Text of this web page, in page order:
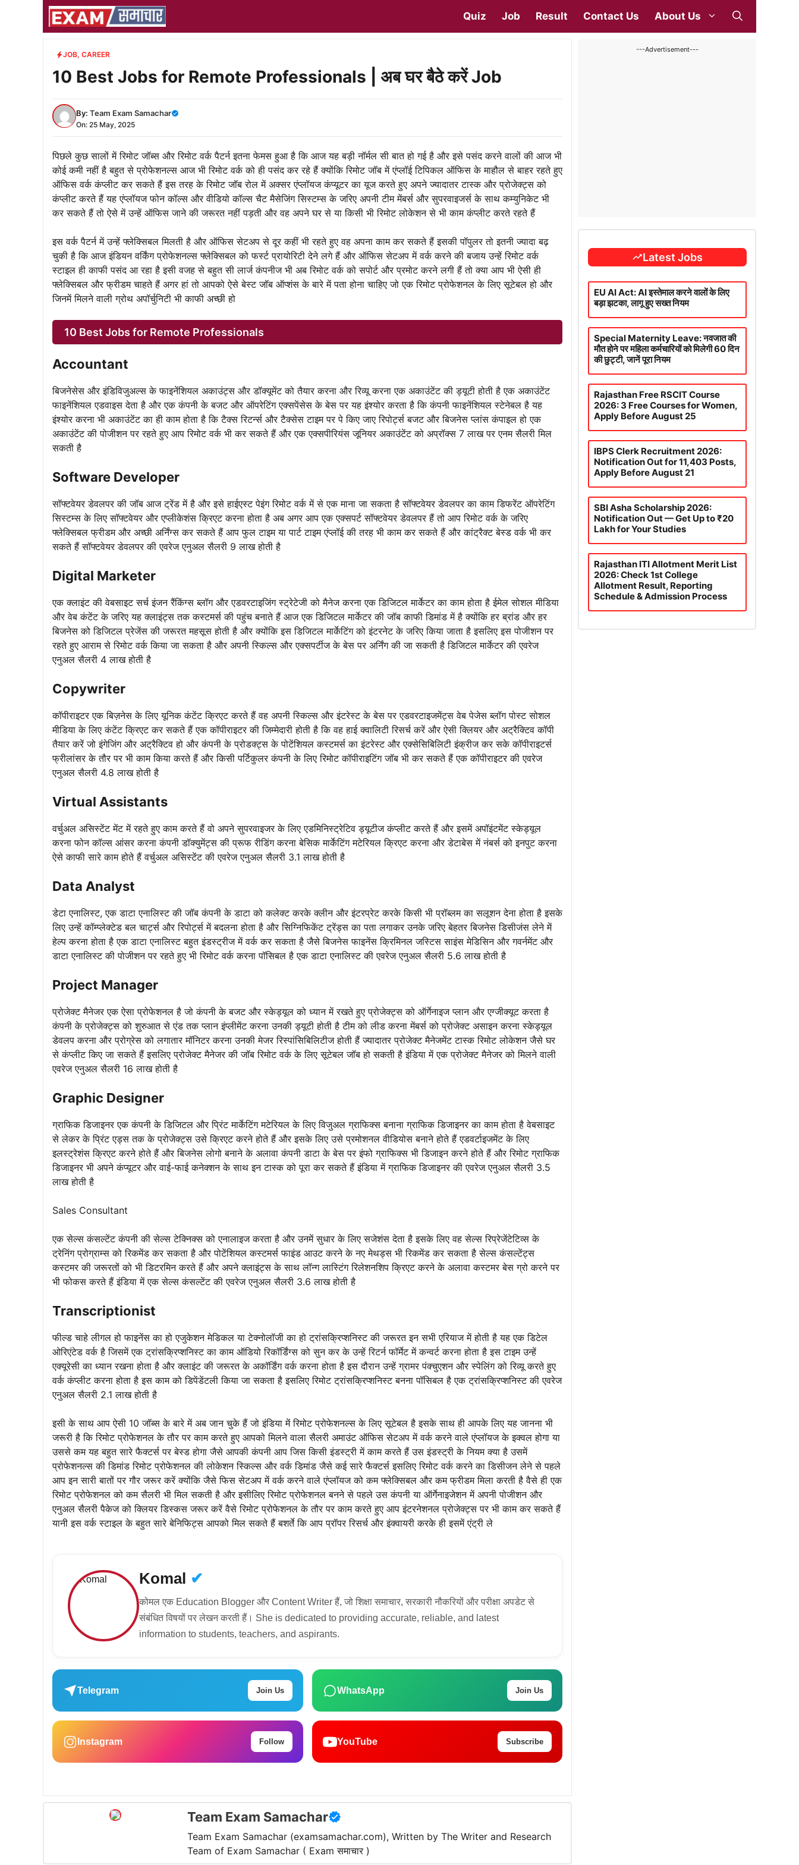
Quiz Job Result Contact Us About Us
JOB, CAREER
10 Best Jobs for Remote Professionals | अब घर बैठे करें Job
By: Team Exam Samachar
On: 25 May, 2025
पिछले कुछ सालों में रिमोट जॉब्स और रिमोट वर्क पैटर्न इतना फेमस हुआ है कि आज यह बड़ी नॉर्मल सी बात हो गई है और इसे पसंद करने वालों की आज भी
कोई कमी नहीं है बहुत से प्रोफेशनल्स आज भी रिमोट वर्क को ही पसंद कर रहे हैं क्योंकि रिमोट जॉब में एंप्लॉई टिपिकल ऑफिस के माहौल से बाहर रहते हुए
ऑफिस वर्क कंप्लीट कर सकते हैं इस तरह के रिमोट जॉब रोल में अक्सर एंप्लॉयज कंप्यूटर का यूज करते हुए अपने ज्यादातर टास्क और प्रोजेक्ट्स को
कंप्लीट करते हैं यह एंप्लॉयज फोन कॉल्स और वीडियो कॉल्स चैट मैसेजिंग सिस्टम्स के जरिए अपनी टीम मेंबर्स और सुपरवाइजर्स के साथ कम्युनिकेट भी
कर सकते हैं तो ऐसे में उन्हें ऑफिस जाने की जरूरत नहीं पड़ती और वह अपने घर से या किसी भी रिमोट लोकेशन से भी काम कंप्लीट करते रहते हैं
इस वर्क पैटर्न में उन्हें फ्लेक्सिबल मिलती है और ऑफिस सेटअप से दूर कहीं भी रहते हुए वह अपना काम कर सकते हैं इसकी पॉपुलर तो इतनी ज्यादा बढ़
चुकी है कि आज इंडियन वर्किंग प्रोफेशनल्स फ्लेक्सिबल को फर्स्ट प्रायोरिटी देने लगे हैं और ऑफिस सेटअप में वर्क करने की बजाय उन्हें रिमोट वर्क
स्टाइल ही काफी पसंद आ रहा है इसी वजह से बहुत सी लार्ज कंपनीज भी अब रिमोट वर्क को सपोर्ट और प्रमोट करने लगी हैं तो क्या आप भी ऐसी ही
फ्लेक्सिबल और फ्रीडम चाहते हैं अगर हां तो आपको ऐसे बेस्ट जॉब ऑप्शंस के बारे में पता होना चाहिए जो एक रिमोट प्रोफेशनल के लिए सूटेबल हो और
जिनमें मिलने वाली ग्रोथ अपॉर्चुनिटी भी काफी अच्छी हो
10 Best Jobs for Remote Professionals
Accountant
बिजनेसेस और इंडिविजुअल्स के फाइनेंशियल अकाउंट्स और डॉक्यूमेंट को तैयार करना और रिव्यू करना एक अकाउंटेंट की ड्यूटी होती है एक अकाउंटेंट
फाइनेंशियल एडवाइस देता है और एक कंपनी के बजट और ऑपरेटिंग एक्सपेंसेस के बेस पर यह इंश्योर करता है कि कंपनी फाइनेंशियल स्टेनेबल है यह
इंश्योर करना भी अकाउंटेंट का ही काम होता है कि टैक्स रिटर्न्स और टैक्सेस टाइम पर पे किए जाए रिपोर्ट्स बजट और बिजनेस प्लांस कंपाइल हो एक
अकाउंटेंट की पोजीशन पर रहते हुए आप रिमोट वर्क भी कर सकते हैं और एक एक्सपीरियंस जूनियर अकाउंटेंट को अप्रॉक्स 7 लाख पर एनम सैलरी मिल
सकती है
Software Developer
सॉफ्टवेयर डेवलपर की जॉब आज ट्रेंड में है और इसे हाईएस्ट पेइंग रिमोट वर्क में से एक माना जा सकता है सॉफ्टवेयर डेवलपर का काम डिफरेंट ऑपरेटिंग
सिस्टम्स के लिए सॉफ्टवेयर और एप्लीकेशंस क्रिएट करना होता है अब अगर आप एक एक्सपर्ट सॉफ्टवेयर डेवलपर हैं तो आप रिमोट वर्क के जरिए
फ्लेक्सिबल फ्रीडम और अच्छी अर्निंग्स कर सकते हैं आप फुल टाइम या पार्ट टाइम एंप्लॉई की तरह भी काम कर सकते हैं और कांट्रैक्ट बेस्ड वर्क भी कर
सकते हैं सॉफ्टवेयर डेवलपर की एवरेज एनुअल सैलरी 9 लाख होती है
Digital Marketer
एक क्लाइंट की वेबसाइट सर्च इंजन रैंकिंग्स ब्लॉग और एडवरटाइजिंग स्ट्रेटेजी को मैनेज करना एक डिजिटल मार्केटर का काम होता है ईमेल सोशल मीडिया
और वेब कंटेंट के जरिए यह क्लाइंट्स तक कस्टमर्स की पहुंच बनाते हैं आज एक डिजिटल मार्केटर की जॉब काफी डिमांड में है क्योंकि हर ब्रांड और हर
बिजनेस को डिजिटल प्रेजेंस की जरूरत महसूस होती है और क्योंकि इस डिजिटल मार्केटिंग को इंटरनेट के जरिए किया जाता है इसलिए इस पोजीशन पर
रहते हुए आराम से रिमोट वर्क किया जा सकता है और अपनी स्किल्स और एक्सपर्टीज के बेस पर अर्निंग की जा सकती है डिजिटल मार्केटर की एवरेज
एनुअल सैलरी 4 लाख होती है
Copywriter
कॉपीराइटर एक बिज़नेस के लिए यूनिक कंटेंट क्रिएट करते हैं वह अपनी स्किल्स और इंटरेस्ट के बेस पर एडवरटाइजमेंट्स वेब पेजेस ब्लॉग पोस्ट सोशल
मीडिया के लिए कंटेंट क्रिएट कर सकते हैं एक कॉपीराइटर की जिम्मेदारी होती है कि वह हाई क्वालिटी रिसर्च करें और ऐसी क्लियर और अट्रैक्टिव कॉपी
तैयार करें जो इंगेजिंग और अट्रैक्टिव हो और कंपनी के प्रोडक्ट्स के पोटेंशियल कस्टमर्स का इंटरेस्ट और एक्सेसिबिलिटी इंक्रीज कर सके कॉपीराइटर्स
फ्रीलांसर के तौर पर भी काम किया करते हैं और किसी पर्टिकुलर कंपनी के लिए रिमोट कॉपीराइटिंग जॉब भी कर सकते हैं एक कॉपीराइटर की एवरेज
एनुअल सैलरी 4.8 लाख होती है
Virtual Assistants
वर्चुअल असिस्टेंट मेंट में रहते हुए काम करते हैं वो अपने सुपरवाइजर के लिए एडमिनिस्ट्रेटिव ड्यूटीज कंप्लीट करते हैं और इसमें अपॉइंटमेंट स्केड्यूल
करना फोन कॉल्स आंसर करना कंपनी डॉक्युमेंट्स की प्रूफ रीडिंग करना बेसिक मार्केटिंग मटेरियल क्रिएट करना और डेटाबेस में नंबर्स को इनपुट करना
ऐसे काफी सारे काम होते हैं वर्चुअल असिस्टेंट की एवरेज एनुअल सैलरी 3.1 लाख होती है
Data Analyst
डेटा एनालिस्ट, एक डाटा एनालिस्ट की जॉब कंपनी के डाटा को कलेक्ट करके क्लीन और इंटरप्रेट करके किसी भी प्रॉब्लम का सलूशन देना होता है इसके
लिए उन्हें कॉम्प्लेक्टेड बल चार्ट्स और रिपोर्ट्स में बदलना होता है और सिग्निफिकेंट ट्रेंड्स का पता लगाकर उनके जरिए बेहतर बिजनेस डिसीजंस लेने में
हेल्प करना होता है एक डाटा एनालिस्ट बहुत इंडस्ट्रीज में वर्क कर सकता है जैसे बिजनेस फाइनेंस क्रिमिनल जस्टिस साइंस मेडिसिन और गवर्नमेंट और
डाटा एनालिस्ट की पोजीशन पर रहते हुए भी रिमोट वर्क करना पॉसिबल है एक डाटा एनालिस्ट की एवरेज एनुअल सैलरी 5.6 लाख होती है
Project Manager
प्रोजेक्ट मैनेजर एक ऐसा प्रोफेशनल है जो कंपनी के बजट और स्केड्यूल को ध्यान में रखते हुए प्रोजेक्ट्स को ऑर्गेनाइज प्लान और एग्जीक्यूट करता है
कंपनी के प्रोजेक्ट्स को शुरुआत से एंड तक प्लान इंप्लीमेंट करना उनकी ड्यूटी होती है टीम को लीड करना मेंबर्स को प्रोजेक्ट असाइन करना स्केड्यूल
डेवलप करना और प्रोग्रेस को लगातार मॉनिटर करना उनकी मेजर रिस्पांसिबिलिटीज होती हैं ज्यादातर प्रोजेक्ट मैनेजमेंट टास्क रिमोट लोकेशन जैसे घर
से कंप्लीट किए जा सकते हैं इसलिए प्रोजेक्ट मैनेजर की जॉब रिमोट वर्क के लिए सूटेबल जॉब हो सकती है इंडिया में एक प्रोजेक्ट मैनेजर को मिलने वाली
एवरेज एनुअल सैलरी 16 लाख होती है
Graphic Designer
ग्राफिक डिजाइनर एक कंपनी के डिजिटल और प्रिंट मार्केटिंग मटेरियल के लिए विजुअल ग्राफिक्स बनाना ग्राफिक डिजाइनर का काम होता है वेबसाइट
से लेकर के प्रिंट एड्स तक के प्रोजेक्ट्स उसे क्रिएट करने होते हैं और इसके लिए उसे प्रमोशनल वीडियोस बनाने होते हैं एडवर्टाइजमेंट के लिए
इलस्ट्रेशंस क्रिएट करने होते हैं और बिजनेस लोगो बनाने के अलावा कंपनी डाटा के बेस पर इंफो ग्राफिक्स भी डिजाइन करने होते हैं और रिमोट ग्राफिक
डिजाइनर भी अपने कंप्यूटर और वाई-फाई कनेक्शन के साथ इन टास्क को पूरा कर सकते हैं इंडिया में ग्राफिक डिजाइनर की एवरेज एनुअल सैलरी 3.5
लाख होती है
Sales Consultant
एक सेल्स कंसल्टेंट कंपनी की सेल्स टेक्निक्स को एनालाइज करता है और उनमें सुधार के लिए सजेशंस देता है इसके लिए वह सेल्स रिप्रेजेंटेटिव्स के
ट्रेनिंग प्रोग्राम्स को रिकमेंड कर सकता है और पोटेंशियल कस्टमर्स फाइंड आउट करने के नए मेथड्स भी रिकमेंड कर सकता है सेल्स कंसल्टेंट्स
कस्टमर की जरूरतों को भी डिटरमिन करते हैं और अपने क्लाइंट्स के साथ लॉन्ग लास्टिंग रिलेशनशिप क्रिएट करने के अलावा कस्टमर बेस ग्रो करने पर
भी फोकस करते हैं इंडिया में एक सेल्स कंसल्टेंट की एवरेज एनुअल सैलरी 3.6 लाख होती है
Transcriptionist
फील्ड चाहे लीगल हो फाइनेंस का हो एजुकेशन मेडिकल या टेक्नोलॉजी का हो ट्रांसक्रिप्शनिस्ट की जरूरत इन सभी एरियाज में होती है यह एक डिटेल
ओरिएंटेड वर्क है जिसमें एक ट्रांसक्रिप्शनिस्ट का काम ऑडियो रिकॉर्डिंग्स को सुन कर के उन्हें रिटर्न फॉर्मेट में कन्वर्ट करना होता है इस टाइम उन्हें
एक्यूरेसी का ध्यान रखना होता है और क्लाइंट की जरूरत के अकॉर्डिंग वर्क करना होता है इस दौरान उन्हें ग्रामर पंक्चुएशन और स्पेलिंग को रिव्यू करते हुए
वर्क कंप्लीट करना होता है इस काम को डिपेंडेंटली किया जा सकता है इसलिए रिमोट ट्रांसक्रिप्शनिस्ट बनना पॉसिबल है एक ट्रांसक्रिप्शनिस्ट की एवरेज
एनुअल सैलरी 2.1 लाख होती है
इसी के साथ आप ऐसी 10 जॉब्स के बारे में अब जान चुके हैं जो इंडिया में रिमोट प्रोफेशनल्स के लिए सूटेबल है इसके साथ ही आपके लिए यह जानना भी
जरूरी है कि रिमोट प्रोफेशनल के तौर पर काम करते हुए आपको मिलने वाला सैलरी अमाउंट ऑफिस सेटअप में वर्क करने वाले एंप्लॉयज के इक्वल होगा या
उससे कम यह बहुत सारे फैक्टर्स पर बेस्ड होगा जैसे आपकी कंपनी आप जिस किसी इंडस्ट्री में काम करते हैं उस इंडस्ट्री के नियम क्या है उसमें
प्रोफेशनल्स की डिमांड रिमोट प्रोफेशनल की लोकेशन स्किल्स और वर्क डिमांड जैसे कई सारे फैक्टर्स इसलिए रिमोट वर्क करने का डिसीजन लेने से पहले
आप इन सारी बातों पर गौर जरूर करें क्योंकि जैसे फिस सेटअप में वर्क करने वाले एंप्लॉयज को कम फ्लेक्सिबल और कम फ्रीडम मिला करती है वैसे ही एक
रिमोट प्रोफेशनल को कम सैलरी भी मिल सकती है और इसीलिए रिमोट प्रोफेशनल बनने से पहले उस कंपनी या ऑर्गेनाइजेशन में अपनी पोजीशन और
एनुअल सैलरी पैकेज को क्लियर डिस्कस जरूर करें वैसे रिमोट प्रोफेशनल के तौर पर काम करते हुए आप इंटरनेशनल प्रोजेक्ट्स पर भी काम कर सकते हैं
यानी इस वर्क स्टाइल के बहुत सारे बेनिफिट्स आपको मिल सकते हैं बशर्ते कि आप प्रॉपर रिसर्च और इंक्वायरी करके ही इसमें एंट्री ले
Komal ✔
कोमल एक Education Blogger और Content Writer हैं, जो शिक्षा समाचार, सरकारी नौकरियों और परीक्षा अपडेट से
संबंधित विषयों पर लेखन करती हैं। She is dedicated to providing accurate, reliable, and latest
information to students, teachers, and aspirants.
Telegram Join Us WhatsApp Join Us
Instagram Follow YouTube Subscribe
Team Exam Samachar
Team Exam Samachar (examsamachar.com), Written by The Writer and Research
Team of Exam Samachar ( Exam समाचार )
---Advertisement---
Latest Jobs
EU AI Act: AI इस्तेमाल करने वालों के लिए
बड़ा झटका, लागू हुए सख्त नियम
Special Maternity Leave: नवजात की
मौत होने पर महिला कर्मचारियों को मिलेगी 60 दिन
की छुट्टी, जानें पूरा नियम
Rajasthan Free RSCIT Course
2026: 3 Free Courses for Women,
Apply Before August 25
IBPS Clerk Recruitment 2026:
Notification Out for 11,403 Posts,
Apply Before August 21
SBI Asha Scholarship 2026:
Notification Out — Get Up to ₹20
Lakh for Your Studies
Rajasthan ITI Allotment Merit List
2026: Check 1st College
Allotment Result, Reporting
Schedule & Admission Process